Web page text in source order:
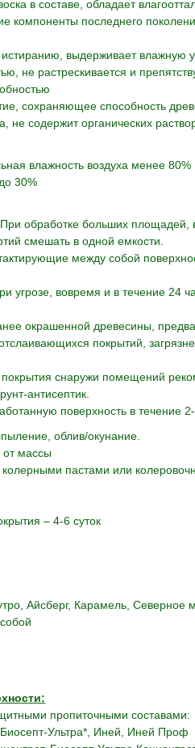
в составе, обладает
компоненты последнего
истиранию, выдерживает
не растрескивается и
сохраняющее способность
не содержит органических
влажность воздуха менее 80%
30%
обработке больших площадей,
смешать в одной емкости.
между собой
угрозе, вовремя и в течение 24
окрашенной древесины,
покрытий,
снаружи помещений
антисептик.
поверхность в течение
облив/окунание.
от массы
пастами или
– 4-6 суток
Айсберг, Карамель,
пропиточными составами:
Ультра*, Иней, Иней Проф